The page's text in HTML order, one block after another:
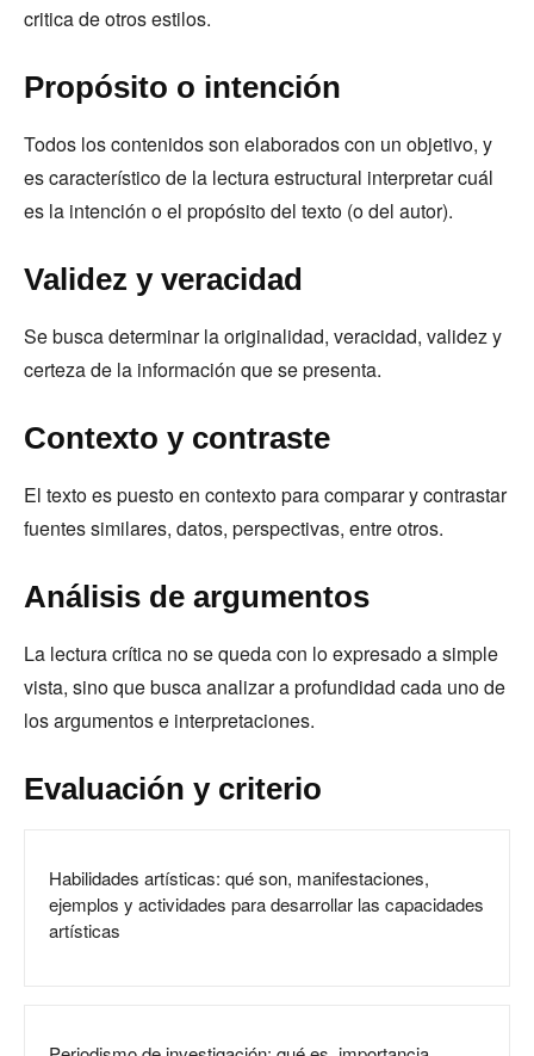
critica de otros estilos.
Propósito o intención
Todos los contenidos son elaborados con un objetivo, y
es característico de la lectura estructural interpretar cuál
es la intención o el propósito del texto (o del autor).
Validez y veracidad
Se busca determinar la originalidad, veracidad, validez y
certeza de la información que se presenta.
Contexto y contraste
El texto es puesto en contexto para comparar y contrastar
fuentes similares, datos, perspectivas, entre otros.
Análisis de argumentos
La lectura crítica no se queda con lo expresado a simple
vista, sino que busca analizar a profundidad cada uno de
los argumentos e interpretaciones.
Evaluación y criterio
Habilidades artísticas: qué son, manifestaciones,
ejemplos y actividades para desarrollar las capacidades
artísticas